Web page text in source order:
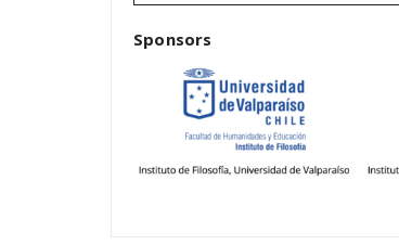
Sponsors